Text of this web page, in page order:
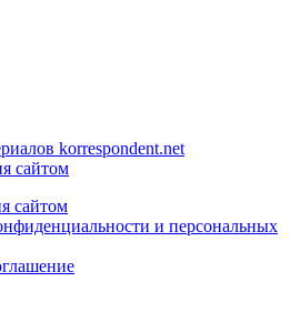
korrespondent.net
сайтом
сайтом
и персональных